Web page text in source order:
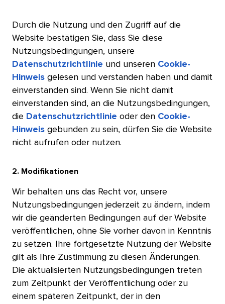
Durch die Nutzung und den Zugriff auf die
Website bestätigen Sie, dass Sie diese
Nutzungsbedingungen, unsere
Datenschutzrichtlinie und unseren Cookie-
Hinweisgelesen und verstanden haben und damit
einverstanden sind. Wenn Sie nicht damit
einverstanden sind, an die Nutzungsbedingungen,
die Datenschutzrichtlinie oder den Cookie-
Hinweisgebunden zu sein, dürfen Sie die Website
nicht aufrufen oder nutzen.​​
2. Modifikationen​​
Wir behalten uns das Recht vor, unsere
Nutzungsbedingungen jederzeit zu ändern, indem
wir die geänderten Bedingungen auf der Website
veröffentlichen, ohne Sie vorher davon in Kenntnis
zu setzen. Ihre fortgesetzte Nutzung der Website
gilt als Ihre Zustimmung zu diesen Änderungen.
Die aktualisierten Nutzungsbedingungen treten
zum Zeitpunkt der Veröffentlichung oder zu
einem späteren Zeitpunkt, der in den